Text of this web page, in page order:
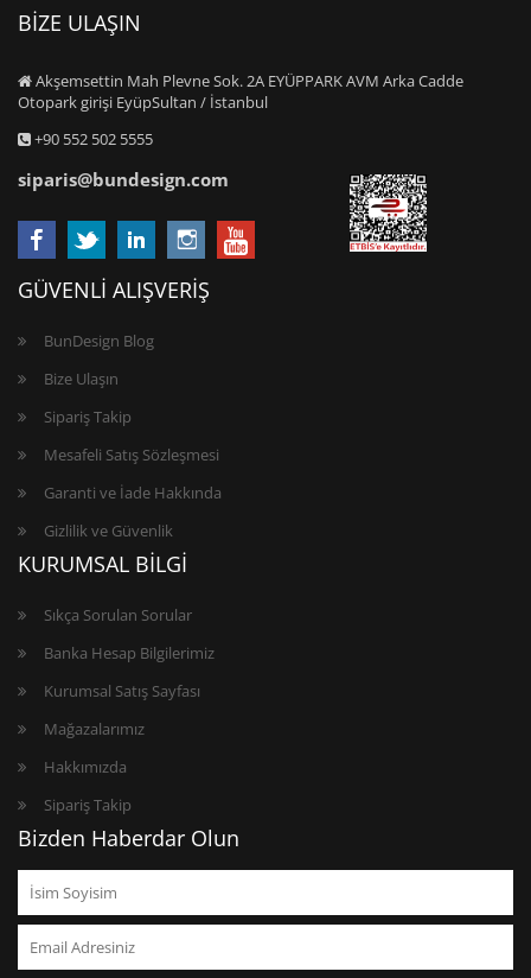
BİZE ULAŞIN
Akşemsettin Mah Plevne Sok. 2A EYÜPPARK AVM Arka Cadde
Otopark girişi EyüpSultan / İstanbul
+90 552 502 5555
siparis@bundesign.com
GÜVENLİ ALIŞVERİŞ
BunDesign Blog
Bize Ulaşın
Sipariş Takip
Mesafeli Satış Sözleşmesi
Garanti ve İade Hakkında
Gizlilik ve Güvenlik
KURUMSAL BİLGİ
Sıkça Sorulan Sorular
Banka Hesap Bilgilerimiz
Kurumsal Satış Sayfası
Mağazalarımız
Hakkımızda
Sipariş Takip
Bizden Haberdar Olun